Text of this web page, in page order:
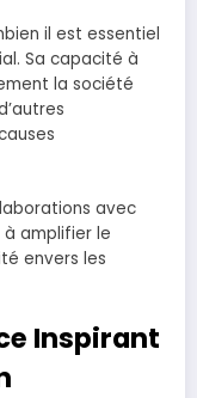
il est essentiel
Sa capacité à
la société
avec
amplifier le
envers les
Inspirant